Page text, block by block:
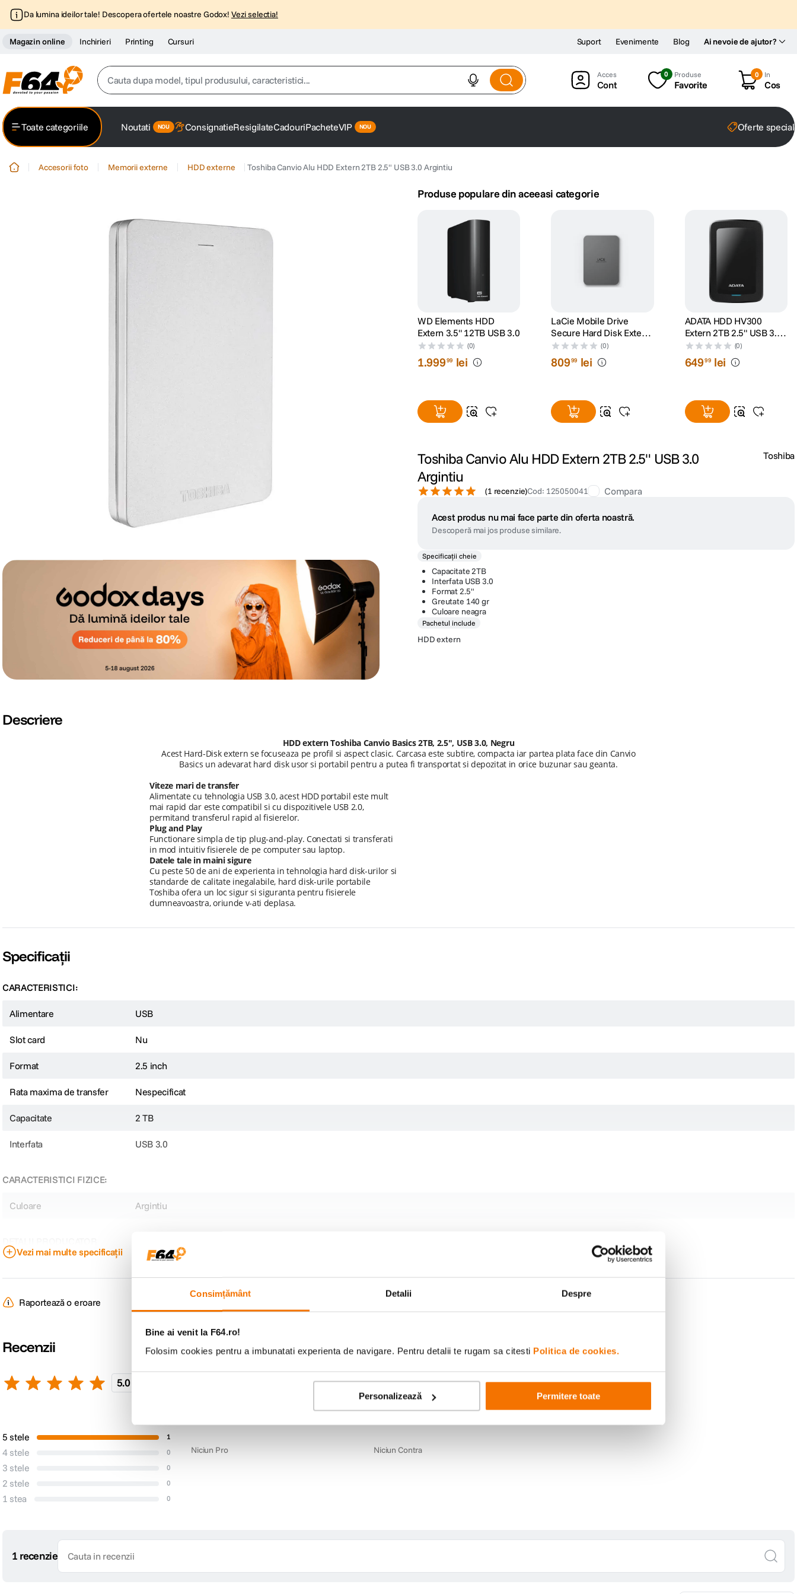
Consimțământ Detalii Despre
Bine ai venit la F64.ro!
Folosim cookies pentru a imbunatati experienta de navigare. Pentru detalii te rugam sa citesti Politica de cookies.
Personalizează Permitere toate
Da lumina ideilor tale! Descopera ofertele noastre Godox! Vezi selectia!
Magazin online Inchirieri Printing Cursuri Ai nevoie de ajutor?
Suport Evenimente Blog
Cauta dupa model, tipul produsului, caracteristici...
2. trepied
4.
Cont
0 Produse
Favorite
0 In
Cos
Toate categoriile Noutati ConsignatieResigilateCadouriPacheteVIP Oferte
Accesorii foto Memorii externe HDD externe Toshiba Canvio Alu HDD Extern 2TB 2.5" USB 3.0 Argintiu
Produse populare din aceeasi categorie
WD Elements HDD
Extern 3.5" 12TB USB 3.0
(0)
1.99999 lei
LaCie Mobile Drive
Secure Hard Disk Extern
2TB USB-C 3.2 Gen 1
Argintiu
(0)
80999 lei
ADATA HDD HV300
Extern 2TB 2.5" USB 3.1
Negru
(0)
64999 lei
Toshiba Canvio Alu HDD Extern 2TB 2.5" USB 3.0
Argintiu
(1 recenzie)Cod: 125050041 Compara
Toshiba
Acest produs nu mai face parte din oferta noastră.
Descoperă mai jos produse similare.
Specificații cheie
Capacitate 2TB
Interfata USB 3.0
Format 2.5"
Greutate 140 gr
Culoare neagra
Pachetul include
HDD extern
Descriere
HDD extern Toshiba Canvio Basics 2TB, 2.5", USB 3.0, Negru
Acest Hard-Disk extern se focuseaza pe profil si aspect clasic. Carcasa este subtire, compacta iar partea plata face din Canvio
Basics un adevarat hard disk usor si portabil pentru a putea fi transportat si depozitat in orice buzunar sau geanta.
Viteze mari de transfer
Alimentate cu tehnologia USB 3.0, acest HDD portabil este mult
mai rapid dar este compatibil si cu dispozitivele USB 2.0,
permitand transferul rapid al fisierelor.
Plug and Play
Functionare simpla de tip plug-and-play. Conectati si transferati
in mod intuitiv fisierele de pe computer sau laptop.
Datele tale in maini sigure
Cu peste 50 de ani de experienta in tehnologia hard disk-urilor si
standarde de calitate inegalabile, hard disk-urile portabile
Toshiba ofera un loc sigur si siguranta pentru fisierele
dumneavoastra, oriunde v-ati deplasa.
Specificații
CARACTERISTICI:
Alimentare USB
Slot card Nu
Format 2.5 inch
Rata maxima de transfer Nespecificat
Capacitate 2 TB
Interfata USB 3.0
CARACTERISTICI FIZICE:
Culoare Argintiu
Vezi mai multe specificații
Raportează o eroare
Recenzii
5.0
5 stele 1
4 stele 0
3 stele 0
2 stele 0
1 stea 0
Niciun Pro
Contra
Niciun Contra
1 recenzie